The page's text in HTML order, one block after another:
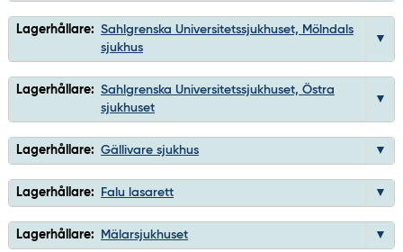
Lagerhållare: Sahlgrenska Universitetssjukhuset, Mölndals
sjukhus
Lagerhållare: Sahlgrenska Universitetssjukhuset, Östra
sjukhuset
Lagerhållare: Gällivare sjukhus
Lagerhållare: Falu lasarett
Lagerhållare: Mälarsjukhuset